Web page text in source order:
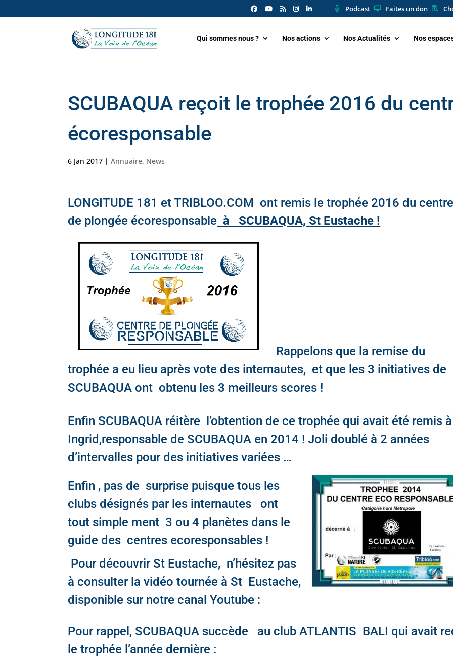
Podcast Faites un don
Qui sommes nous ? Nos actions Nos Actualités Nos
SCUBAQUA reçoit le trophée 2016 du
écoresponsable
6 Jan 2017 |Annuaire, News
LONGITUDE 181 et TRIBLOO.COM ont remis le trophée 2016 du
de plongée écoresponsable à SCUBAQUA, St Eustache !
Rappelons que la remise du
trophée a eu lieu après vote des internautes, et que les 3 initiatives de
SCUBAQUA ont obtenu les 3 meilleurs scores !
Enfin SCUBAQUA réitère l’obtention de ce trophée qui avait été remis à
Ingrid,responsable de SCUBAQUA en 2014 ! Joli doublé à 2 années
d’intervalles pour des initiatives variées …
Enfin , pas de surprise puisque tous les
clubs désignés par les internautes ont
tout simple ment 3 ou 4 planètes dans le
guide des centres ecoresponsables !
Pour découvrir St Eustache, n’hésitez pas
à consulter la vidéo tournée à St Eustache,
disponible sur notre canal Youtube :
Pour rappel, SCUBAQUA succède au club ATLANTIS BALI qui avait
le trophée l’année dernière :